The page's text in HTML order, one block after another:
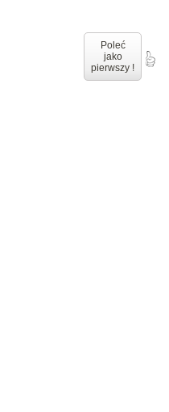
Poleć
jako
pierwszy !